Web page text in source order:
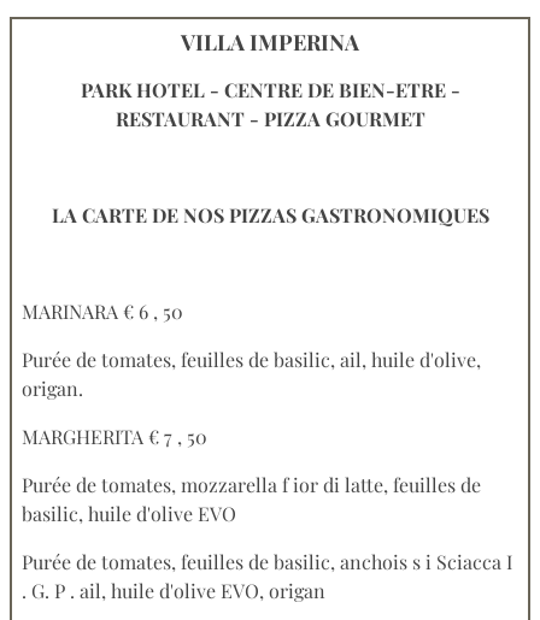
VILLA IMPERINA
PARK HOTEL - CENTRE DE BIEN-ETRE -
RESTAURANT - PIZZA GOURMET
LA CARTE DE NOS PIZZAS GASTRONOMIQUES
MARINARA € 6 , 50
Purée de tomates, feuilles de basilic, ail, huile d'olive,
origan.
MARGHERITA € 7 , 50
Purée de tomates, mozzarella f ior di latte, feuilles de
basilic, huile d'olive EVO
Purée de tomates, feuilles de basilic, anchois s i Sciacca I
. G. P . ail, huile d'olive EVO, origan